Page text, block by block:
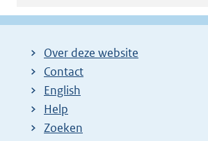
Over deze website
Contact
English
Help
Zoeken